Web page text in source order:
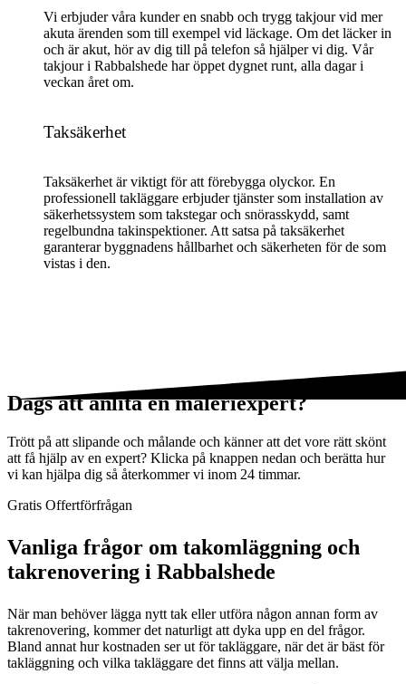
Vi erbjuder våra kunder en snabb och trygg takjour vid mer
akuta ärenden som till exempel vid läckage. Om det läcker in
och är akut, hör av dig till på telefon så hjälper vi dig. Vår
takjour i Rabbalshede har öppet dygnet runt, alla dagar i
veckan året om.
Taksäkerhet
Taksäkerhet är viktigt för att förebygga olyckor. En
professionell takläggare erbjuder tjänster som installation av
säkerhetssystem som takstegar och snörasskydd, samt
regelbundna takinspektioner. Att satsa på taksäkerhet
garanterar byggnadens hållbarhet och säkerheten för de som
vistas i den.
Dags att anlita en måleriexpert?
Trött på att slipande och målande och känner att det vore rätt skönt
att få hjälp av en expert? Klicka på knappen nedan och berätta hur
vi kan hjälpa dig så återkommer vi inom 24 timmar.
Gratis Offertförfrågan
Vanliga frågor om takomläggning och
takrenovering i Rabbalshede
När man behöver lägga nytt tak eller utföra någon annan form av
takrenovering, kommer det naturligt att dyka upp en del frågor.
Bland annat hur kostnaden ser ut för takläggare, när det är bäst för
takläggning och vilka takläggare det finns att välja mellan.